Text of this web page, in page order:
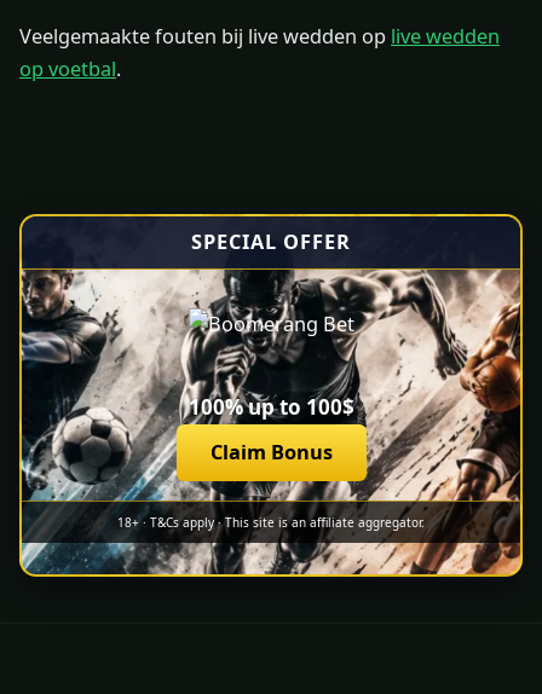
Veelgemaakte fouten bij live wedden op live wedden
op voetbal.
SPECIAL OFFER
100% up to 100$
Claim Bonus
18+ · T&Cs apply · This site is an affiliate aggregator.